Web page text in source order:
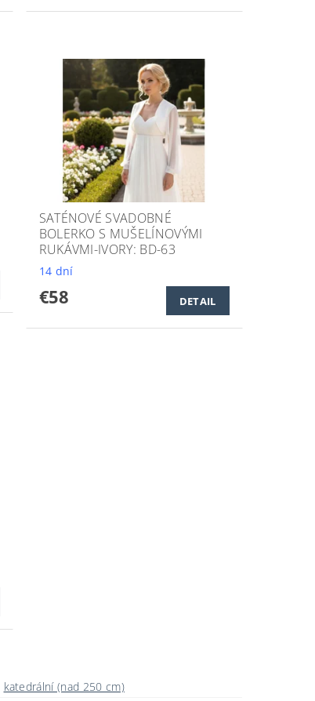
SATÉNOVÉ SVADOBNÉ
BOLERKO S MUŠELÍNOVÝMI
RUKÁVMI-IVORY: BD-63
14 dní
€58 DETAIL
katedrální (nad 250 cm)